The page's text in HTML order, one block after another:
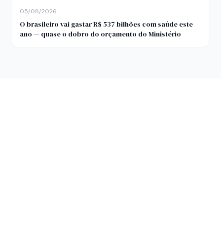
05/08/2026
O brasileiro vai gastar R$ 537 bilhões com saúde este
ano — quase o dobro do orçamento do Ministério